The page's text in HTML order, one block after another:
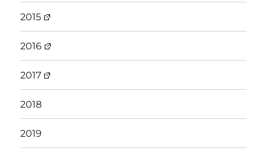
2015
2016
2017
2018
2019